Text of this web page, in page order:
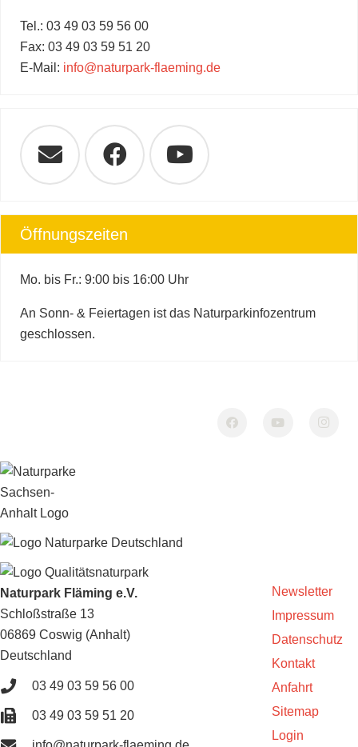
Tel.: 03 49 03 59 56 00
Fax: 03 49 03 59 51 20
E-Mail: info@naturpark-flaeming.de
Öffnungszeiten
Mo. bis Fr.: 9:00 bis 16:00 Uhr
An Sonn- & Feiertagen ist das Naturparkinfozentrum
geschlossen.
Naturpark Fläming e.V.
Schloßstraße 13
06869 Coswig (Anhalt)
Deutschland
03 49 03 59 56 00
03 49 03 59 51 20
Newsletter
Impressum
Datenschutz
Kontakt
Anfahrt
Sitemap
Login